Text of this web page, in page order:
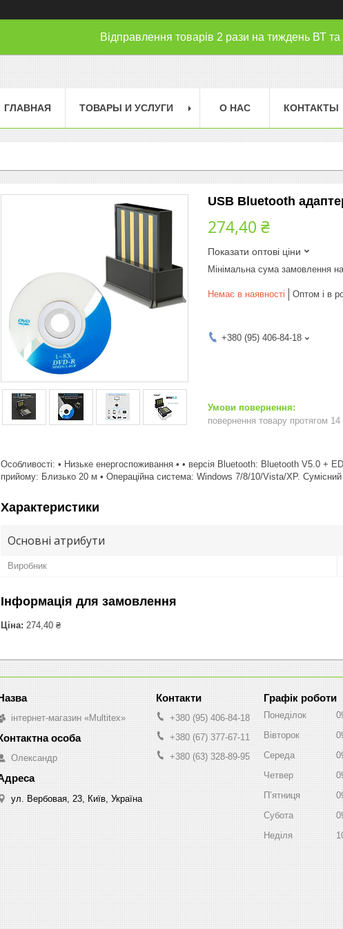
Відправлення товарів 2 рази на тиждень ВТ
ГЛАВНАЯ ТОВАРЫ И УСЛУГИ О НАС КОНТАКТЫ
USB Bluetooth
274,40 ₴
Показати оптові ціни
Мінімальна сума замовлення
Немає в наявності Оптом і в
+380 (95) 406-84-18
повернення товару протягом 14
Особливості: • Низьке енергоспоживання • • версія Bluetooth: Bluetooth V5.0 +
прийому: Близько 20 м • Операційна система: Windows 7/8/10/Vista/XP.
Характеристики
Основні атрибути
Виробник
Інформація для замовлення
Ціна: 274,40 ₴
інтернет-магазин «Multitex»
Олександр
ул. Вербовая, 23, Київ, Україна
+380 (95) 406-84-18
+380 (67) 377-67-11
+380 (63) 328-89-95
Графік роботи
Понеділок
Вівторок
Середа
Четвер
Пʼятниця
Субота
Неділя